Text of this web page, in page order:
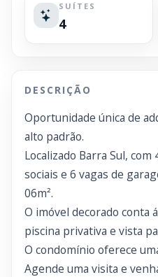
SUÍTES
4
DESCRIÇÃO
Oportunidade única de
alto padrão.
Localizado Barra Sul,
sociais e 6 vagas de
06m².
O imóvel decorado conta
piscina privativa e vista
O condomínio oferece
Agende uma visita e